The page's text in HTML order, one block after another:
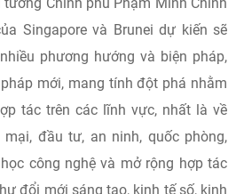
Singapore và Brunei dự kiến sẽ
phương hướng và biện pháp,
mới, mang tính đột phá nhằm
tác trên các lĩnh vực, nhất là về
đầu tư, an ninh, quốc phòng,
công nghệ và mở rộng hợp tác
đổi mới sáng tạo, kinh tế số, kinh